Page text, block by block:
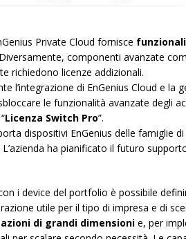
Private Cloud fornisce
componenti avanzate
richiedono licenze addizionali.
l’integrazione di EnGenius Cloud e
le funzionalità avanzate degli
Licenza Switch Pro”.
dispositivi EnGenius delle famiglie di
L’azienda ha pianificato il futuro
i device del portfolio è possibile
utile per il tipo di impresa e di
di grandi dimensioni e, per